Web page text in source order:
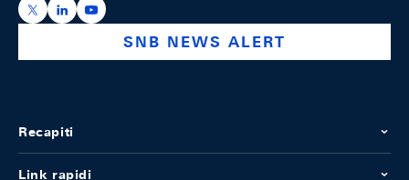
https://x.com/snb_bns
https://ch.linkedin.com/company/swiss-national-
https://www.youtube.com/@swissnationalbank
SNB NEWS ALERT
Recapiti
Link rapidi